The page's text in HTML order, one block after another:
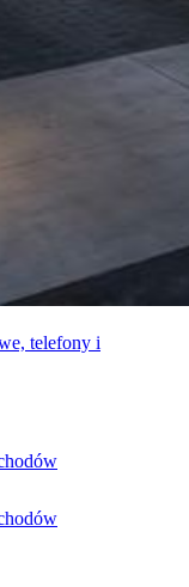
telefony i